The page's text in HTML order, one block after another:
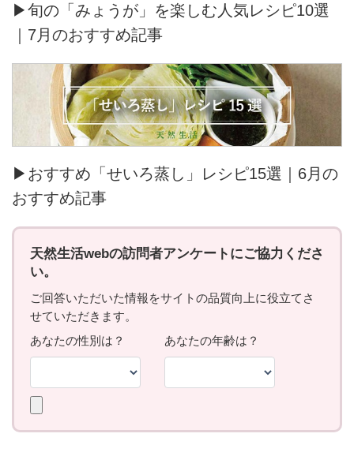
▶旬の「みょうが」を楽しむ人気レシピ10選
｜7月のおすすめ記事
▶おすすめ「せいろ蒸し」レシピ15選｜6月の
おすすめ記事